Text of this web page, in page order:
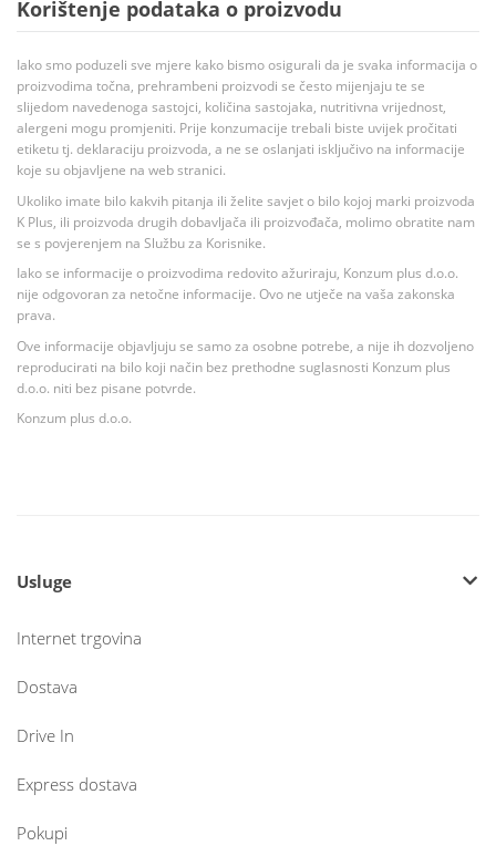
Korištenje podataka o proizvodu
Iako smo poduzeli sve mjere kako bismo osigurali da je svaka informacija o
proizvodima točna, prehrambeni proizvodi se često mijenjaju te se
slijedom navedenoga sastojci, količina sastojaka, nutritivna vrijednost,
alergeni mogu promjeniti. Prije konzumacije trebali biste uvijek pročitati
etiketu tj. deklaraciju proizvoda, a ne se oslanjati isključivo na informacije
koje su objavljene na web stranici.
Ukoliko imate bilo kakvih pitanja ili želite savjet o bilo kojoj marki proizvoda
K Plus, ili proizvoda drugih dobavljača ili proizvođača, molimo obratite nam
se s povjerenjem na Službu za Korisnike.
Iako se informacije o proizvodima redovito ažuriraju, Konzum plus d.o.o.
nije odgovoran za netočne informacije. Ovo ne utječe na vaša zakonska
prava.
Ove informacije objavljuju se samo za osobne potrebe, a nije ih dozvoljeno
reproducirati na bilo koji način bez prethodne suglasnosti Konzum plus
d.o.o. niti bez pisane potvrde.
Konzum plus d.o.o.
Usluge
Internet trgovina
Dostava
Drive In
Express dostava
Pokupi